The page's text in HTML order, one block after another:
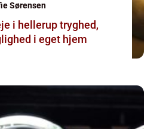
Sørensen
tryghed,
i eget hjem